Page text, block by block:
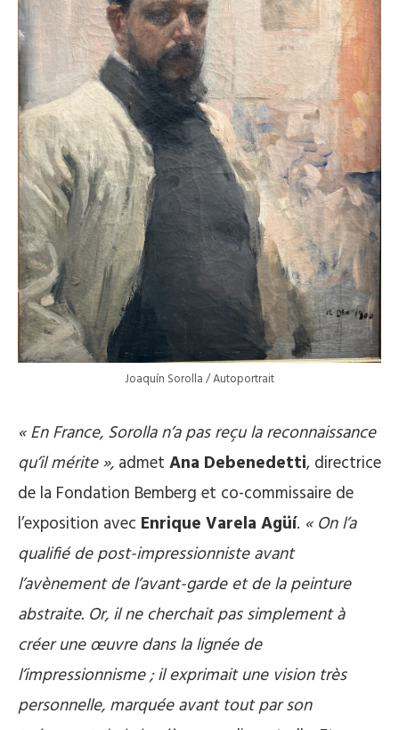
Joaquín Sorolla / Autoportrait
« En France, Sorolla n’a pas reçu la reconnaissance
qu’il mérite », admet Ana Debenedetti, directrice
de la Fondation Bemberg et co-commissaire de
l’exposition avec Enrique Varela Agüí. « On l’a
qualifié de post-impressionniste avant
l’avènement de l’avant-garde et de la peinture
abstraite. Or, il ne cherchait pas simplement à
créer une œuvre dans la lignée de
l’impressionnisme ; il exprimait une vision très
personnelle, marquée avant tout par son